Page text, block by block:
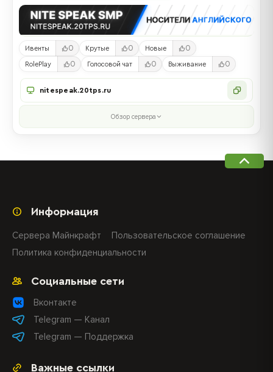
Ивенты 0 Крутые 0 Новые 0
RolePlay 0 Голосовой чат 0 Выживание 0
nitespeak.20tps.ru
Обзор сервера
Важные ссылки
Социальные сети
Вконтакте
Telegram — Канал
Telegram — Поддержка
Информация
Сервера Майнкрафт
Пользовательское соглашение
Политика конфиденциальности